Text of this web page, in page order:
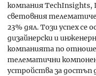
компания TechInsights,
световния
23% дял. Този успех се
дизайнерски и
компанията по
телематични
устройства за достъп